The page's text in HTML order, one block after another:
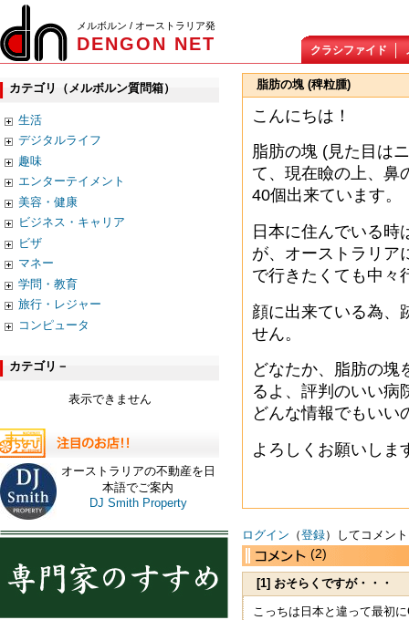
メルボルン / オーストラリア発
DENGON NET クラシファイド
カテゴリ（メルボルン質問箱）
生活
デジタルライフ
趣味
エンターテイメント
美容・健康
ビジネス・キャリア
ビザ
マネー
学問・教育
旅行・レジャー
コンピュータ
カテゴリ－
表示できません
オーストラリアの不動産を日
本語でご案内
DJ Smith Property
脂肪の塊 (稗粒腫)
こんにちは！
脂肪の塊 (見た目は
て、現在瞼の上、鼻
40個出来ています。
日本に住んでいる時
が、オーストラリア
で行きたくても中々
顔に出来ている為、
せん。
どなたか、脂肪の塊
るよ、評判のいい病
どんな情報でもいい
よろしくお願いしま
ログイン （登録）してコメン
(2)
[1] おそらくですが・・・
こっちは日本と違って最初